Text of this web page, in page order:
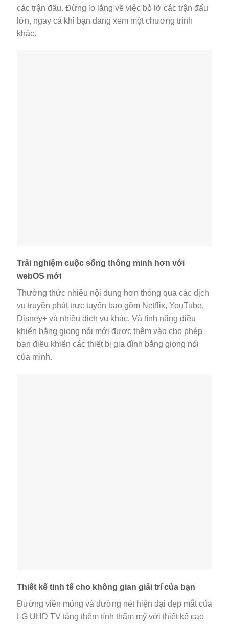
các trận đấu. Đừng lo lắng về việc bỏ lỡ các trận đấu
lớn, ngay cả khi bạn đang xem một chương trình
khác.
Trải nghiệm cuộc sống thông minh hơn với
webOS mới
Thưởng thức nhiều nội dung hơn thông qua các dịch
vụ truyền phát trực tuyến bao gồm Netflix, YouTube,
Disney+ và nhiều dịch vụ khác. Và tính năng điều
khiển bằng giọng nói mới được thêm vào cho phép
bạn điều khiển các thiết bị gia đình bằng giọng nói
của mình.
Thiết kế tinh tế cho không gian giải trí của bạn
Đường viền mỏng và đường nét hiện đại đẹp mắt của
LG UHD TV tăng thêm tính thẩm mỹ với thiết kế cao